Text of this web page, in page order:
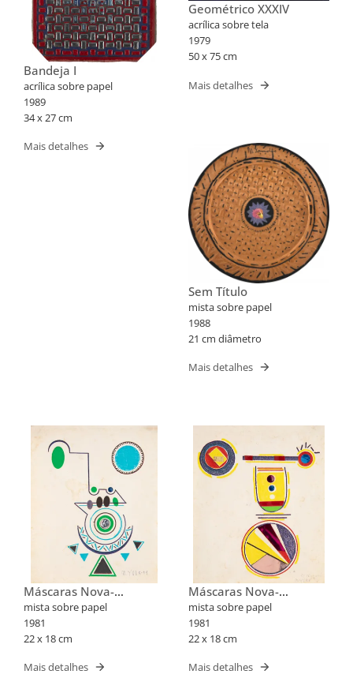
Bandeja I
acrílica sobre papel
1989
34 x 27 cm
Mais detalhes
Geométrico XXXIV
acrílica sobre tela
1979
50 x 75 cm
Mais detalhes
Sem Título
mista sobre papel
1988
21 cm diâmetro
Mais detalhes
Máscaras Nova-
Iorquinas II
mista sobre papel
1981
22 x 18 cm
Mais detalhes
Máscaras Nova-
Iorquinas II
mista sobre papel
1981
22 x 18 cm
Mais detalhes